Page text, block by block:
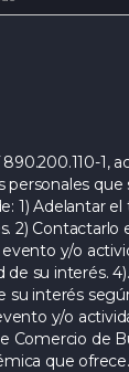
1,
que
1) Adelantar
2) Contactarlo
y/o
su interés.
interés
y/o
Comercio de
que